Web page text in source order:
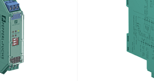
Сравнение
Под заказ
Купить в 1 клик